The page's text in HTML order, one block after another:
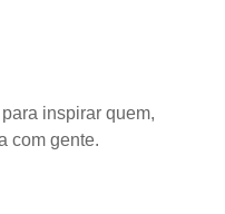
inspirar quem,
com gente.